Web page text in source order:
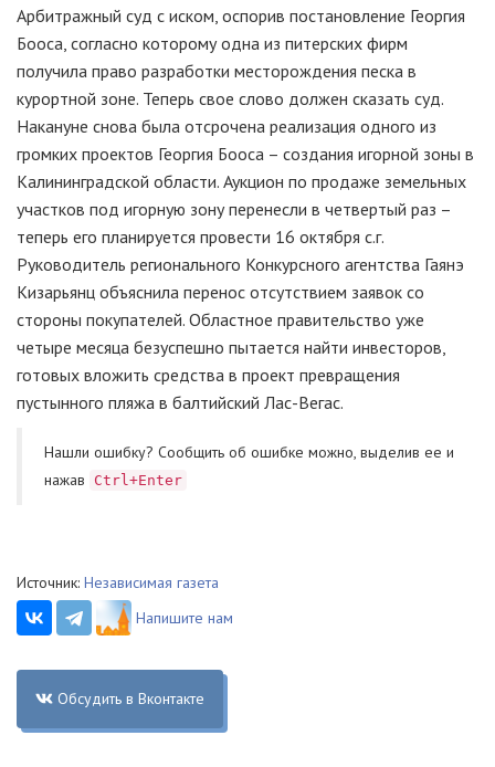
Арбитражный суд с иском, оспорив постановление Георгия
Бооса, согласно которому одна из питерских фирм
получила право разработки месторождения песка в
курортной зоне. Теперь свое слово должен сказать суд.
Накануне снова была отсрочена реализация одного из
громких проектов Георгия Бооса – создания игорной зоны в
Калининградской области. Аукцион по продаже земельных
участков под игорную зону перенесли в четвертый раз –
теперь его планируется провести 16 октября с.г.
Руководитель регионального Конкурсного агентства Гаянэ
Кизарьянц объяснила перенос отсутствием заявок со
стороны покупателей. Областное правительство уже
четыре месяца безуспешно пытается найти инвесторов,
готовых вложить средства в проект превращения
пустынного пляжа в балтийский Лас-Вегас.
Нашли ошибку? Cообщить об ошибке можно, выделив ее и
нажав
Ctrl+Enter
Источник: Независимая газета
Напишите нам
Обсудить в Вконтакте